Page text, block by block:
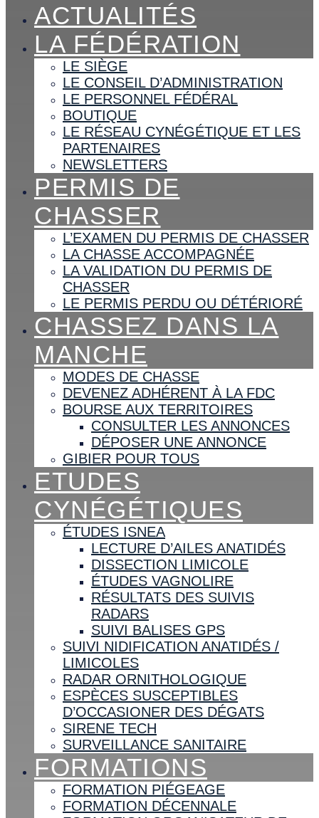
ACTUALITÉS
LA FÉDÉRATION
LE SIÈGE
LE CONSEIL D’ADMINISTRATION
LE PERSONNEL FÉDÉRAL
BOUTIQUE
LE RÉSEAU CYNÉGÉTIQUE ET LES
PARTENAIRES
NEWSLETTERS
PERMIS DE
CHASSER
L’EXAMEN DU PERMIS DE CHASSER
LA CHASSE ACCOMPAGNÉE
LA VALIDATION DU PERMIS DE
CHASSER
LE PERMIS PERDU OU DÉTÉRIORÉ
CHASSEZ DANS LA
MANCHE
MODES DE CHASSE
DEVENEZ ADHÉRENT À LA FDC
BOURSE AUX TERRITOIRES
CONSULTER LES ANNONCES
DÉPOSER UNE ANNONCE
GIBIER POUR TOUS
ETUDES
CYNÉGÉTIQUES
ÉTUDES ISNEA
LECTURE D’AILES ANATIDÉS
DISSECTION LIMICOLE
ÉTUDES VAGNOLIRE
RÉSULTATS DES SUIVIS
RADARS
SUIVI BALISES GPS
SUIVI NIDIFICATION ANATIDÉS /
LIMICOLES
RADAR ORNITHOLOGIQUE
ESPÈCES SUSCEPTIBLES
D’OCCASIONER DES DÉGATS
SIRENE TECH
SURVEILLANCE SANITAIRE
FORMATIONS
FORMATION PIÉGEAGE
FORMATION DÉCENNALE